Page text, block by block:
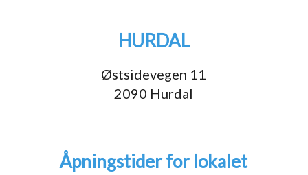
HURDAL
Østsidevegen 11
2090 Hurdal
Åpningstider for lokalet